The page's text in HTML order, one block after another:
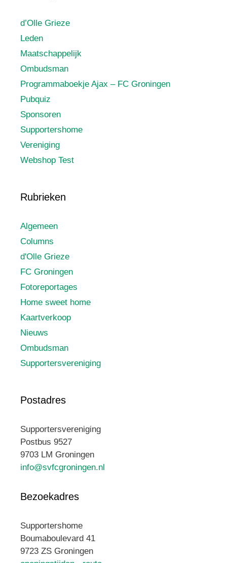
d’Olle Grieze
Leden
Maatschappelijk
Ombudsman
Programmaboekje Ajax – FC Groningen
Pubquiz
Sponsoren
Supportershome
Vereniging
Webshop Test
Rubrieken
Algemeen
Columns
d'Olle Grieze
FC Groningen
Fotoreportages
Home sweet home
Kaartverkoop
Nieuws
Ombudsman
Supportersvereniging
Postadres
Supportersvereniging
Postbus 9527
9703 LM Groningen
info@svfcgroningen.nl
Bezoekadres
Supportershome
Boumaboulevard 41
9723 ZS Groningen